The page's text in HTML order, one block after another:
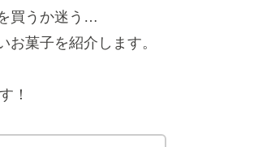
買うか迷う…
菓子を紹介します。
！